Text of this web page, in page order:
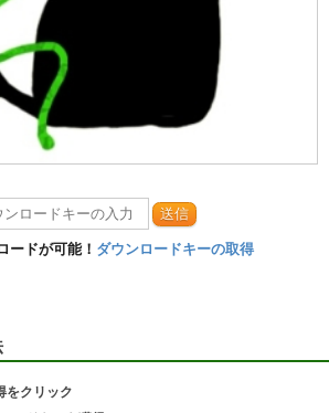
送信
ードが可能！ ダウンロードキーの取得
をクリック